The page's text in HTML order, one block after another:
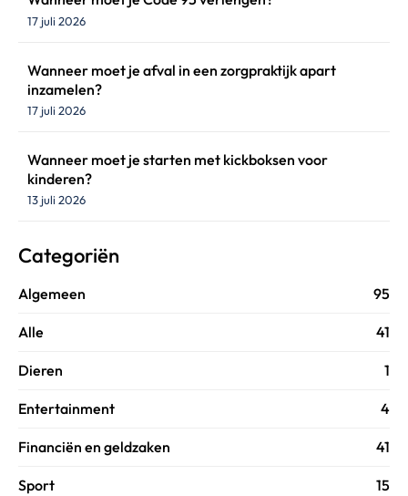
17 juli 2026
Wanneer moet je afval in een zorgpraktijk apart
inzamelen?
17 juli 2026
Wanneer moet je starten met kickboksen voor
kinderen?
13 juli 2026
Categoriën
Algemeen 95
Alle 41
Dieren 1
Entertainment 4
Financiën en geldzaken 41
Sport 15